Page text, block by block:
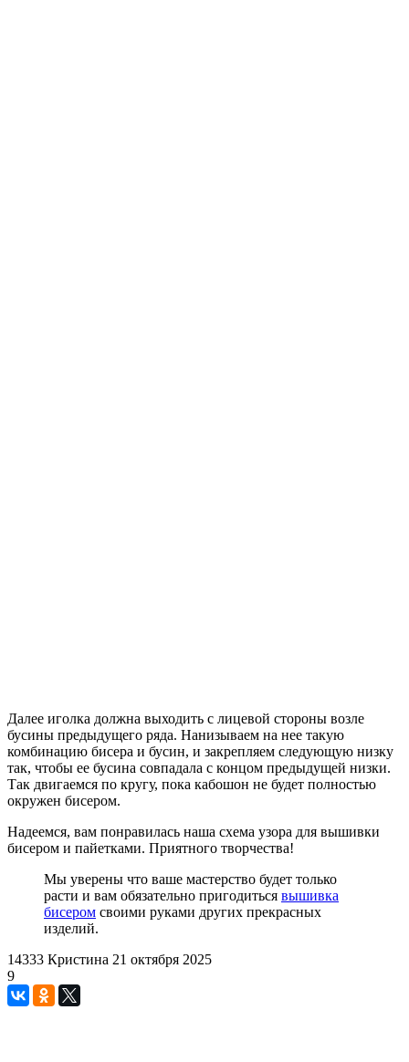
Далее иголка должна выходить с лицевой стороны возле
бусины предыдущего ряда. Нанизываем на нее такую
комбинацию бисера и бусин, и закрепляем следующую низку
так, чтобы ее бусина совпадала с концом предыдущей низки.
Так двигаемся по кругу, пока кабошон не будет полностью
окружен бисером.
Надеемся, вам понравилась наша схема узора для вышивки
бисером и пайетками. Приятного творчества!
Мы уверены что ваше мастерство будет только
расти и вам обязательно пригодиться вышивка
бисером своими руками других прекрасных
изделий.
14333 Кристина 21 октября 2025
9